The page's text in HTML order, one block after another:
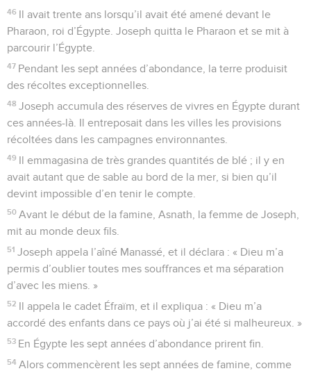
46 Il avait trente ans lorsqu’il avait été amené devant le
Pharaon, roi d’Égypte. Joseph quitta le Pharaon et se mit à
parcourir l’Égypte.
47 Pendant les sept années d’abondance, la terre produisit
des récoltes exceptionnelles.
48 Joseph accumula des réserves de vivres en Égypte durant
ces années-là. Il entreposait dans les villes les provisions
récoltées dans les campagnes environnantes.
49 Il emmagasina de très grandes quantités de blé ; il y en
avait autant que de sable au bord de la mer, si bien qu’il
devint impossible d’en tenir le compte.
50 Avant le début de la famine, Asnath, la femme de Joseph,
mit au monde deux fils.
51 Joseph appela l’aîné Manassé, et il déclara : « Dieu m’a
permis d’oublier toutes mes souffrances et ma séparation
d’avec les miens. »
52 Il appela le cadet Éfraïm, et il expliqua : « Dieu m’a
accordé des enfants dans ce pays où j’ai été si malheureux. »
53 En Égypte les sept années d’abondance prirent fin.
54 Alors commencèrent les sept années de famine, comme